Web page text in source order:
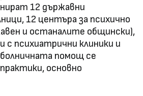
12 държавни
12 центъра за психично
и останалите общински),
с психиатрични клиники и
помощ се
основно